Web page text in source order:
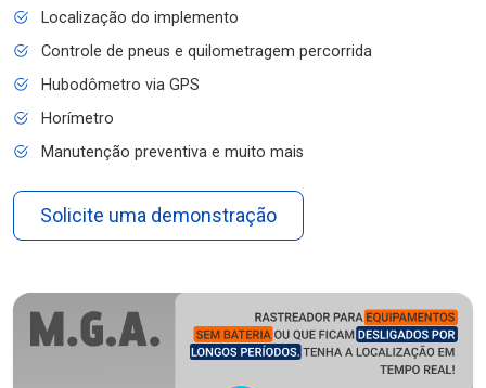
Localização do implemento
Controle de pneus e quilometragem percorrida
Hubodômetro via GPS
Horímetro
Manutenção preventiva e muito mais
Solicite uma demonstração